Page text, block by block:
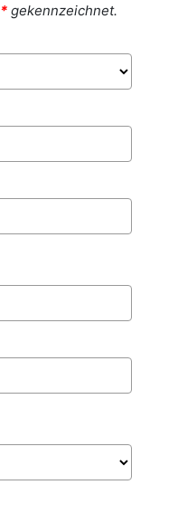
*gekennzeichnet.